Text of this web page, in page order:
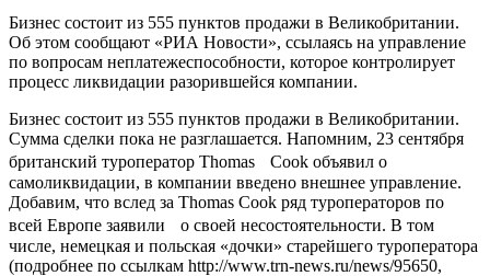
Бизнес состоит из 555 пунктов продажи в Великобритании.
Об этом сообщают «РИА Новости», ссылаясь на управление
по вопросам неплатежеспособности, которое контролирует
процесс ликвидации разорившейся компании.
Бизнес состоит из 555 пунктов продажи в Великобритании.
Сумма сделки пока не разглашается. Напомним, 23 сентября
британский туроператор Thomas Cook объявил о
самоликвидации, в компании введено внешнее управление.
Добавим, что вслед за Thomas Cook ряд туроператоров по
всей Европе заявили о своей несостоятельности. В том
числе, немецкая и польская «дочки» старейшего туроператора
(подробнее по ссылкам http://www.trn-news.ru/news/95650,